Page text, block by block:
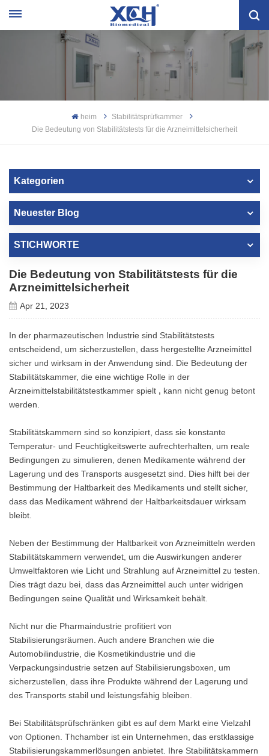
heim
Stabilitätsprüfkammer
Die Bedeutung von Stabilitätstests für die Arzneimittelsicherheit
Kategorien
Neuester Blog
STICHWORTE
Die Bedeutung von Stabilitätstests für die
Arzneimittelsicherheit
Apr 21, 2023
In der pharmazeutischen Industrie sind Stabilitätstests
entscheidend, um sicherzustellen, dass hergestellte Arzneimittel
sicher und wirksam in der Anwendung sind. Die Bedeutung der
Stabilitätskammer, die eine wichtige Rolle in der
Arzneimittelstabilitätstestkammer spielt , kann nicht genug betont
werden.
Stabilitätskammern sind so konzipiert, dass sie konstante
Temperatur- und Feuchtigkeitswerte aufrechterhalten, um reale
Bedingungen zu simulieren, denen Medikamente während der
Lagerung und des Transports ausgesetzt sind. Dies hilft bei der
Bestimmung der Haltbarkeit des Medikaments und stellt sicher,
dass das Medikament während der Haltbarkeitsdauer wirksam
bleibt.
Neben der Bestimmung der Haltbarkeit von Arzneimitteln werden
Stabilitätskammern verwendet, um die Auswirkungen anderer
Umweltfaktoren wie Licht und Strahlung auf Arzneimittel zu testen.
Dies trägt dazu bei, dass das Arzneimittel auch unter widrigen
Bedingungen seine Qualität und Wirksamkeit behält.
Nicht nur die Pharmaindustrie profitiert von
Stabilisierungsräumen. Auch andere Branchen wie die
Automobilindustrie, die Kosmetikindustrie und die
Verpackungsindustrie setzen auf Stabilisierungsboxen, um
sicherzustellen, dass ihre Produkte während der Lagerung und
des Transports stabil und leistungsfähig bleiben.
Bei Stabilitätsprüfschränken gibt es auf dem Markt eine Vielzahl
von Optionen. Thchamber ist ein Unternehmen, das erstklassige
Stabilisierungskammerlösungen anbietet. Ihre Stabilitätskammern